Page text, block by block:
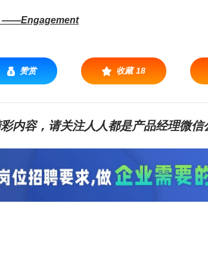
——Engagement
赞赏 收藏 18
内容，请关注人人都是产品经理微